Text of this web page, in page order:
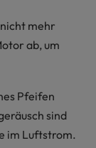
mehr
ab, um
Pfeifen
sind
im Luftstrom.